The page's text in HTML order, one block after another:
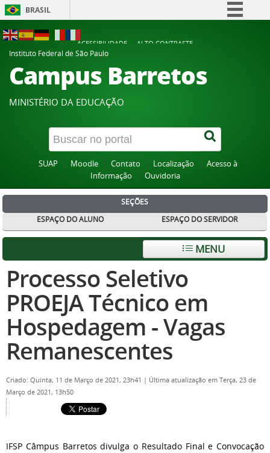
BRASIL
Participe
Acesso à informação
Canais
ACESSIBILIDADE
ALTO CONTRASTE
Instituto Federal de São Paulo
Campus Barretos
MINISTÉRIO DA EDUCAÇÃO
SUAP Moodle Contato Localização
Acesso à
Informação
Ouvidoria
SEÇÕES
ESPAÇO DO ALUNO
ESPAÇO DO SERVIDOR
MENU
Processo Seletivo
PROEJA Técnico em
Hospedagem - Vagas
Remanescentes
Criado: Quinta, 11 de Março de 2021, 23h41 | Última atualização em Terça, 23 de
Março de 2021, 13h50
IFSP Câmpus Barretos divulga o Resultado Final e Convocação